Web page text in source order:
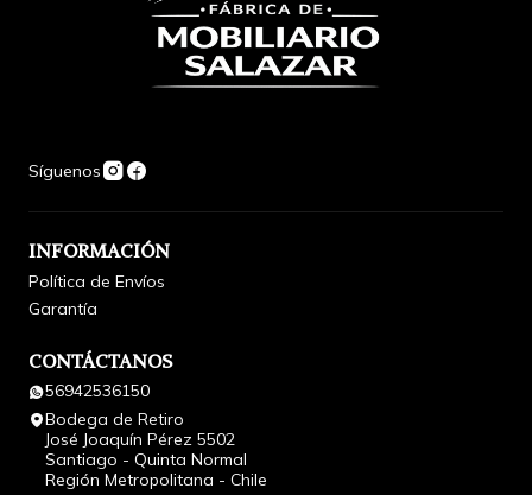
Síguenos
INFORMACIÓN
Política de Envíos
Garantía
CONTÁCTANOS
56942536150
Bodega de Retiro
José Joaquín Pérez 5502
Santiago - Quinta Normal
Región Metropolitana - Chile